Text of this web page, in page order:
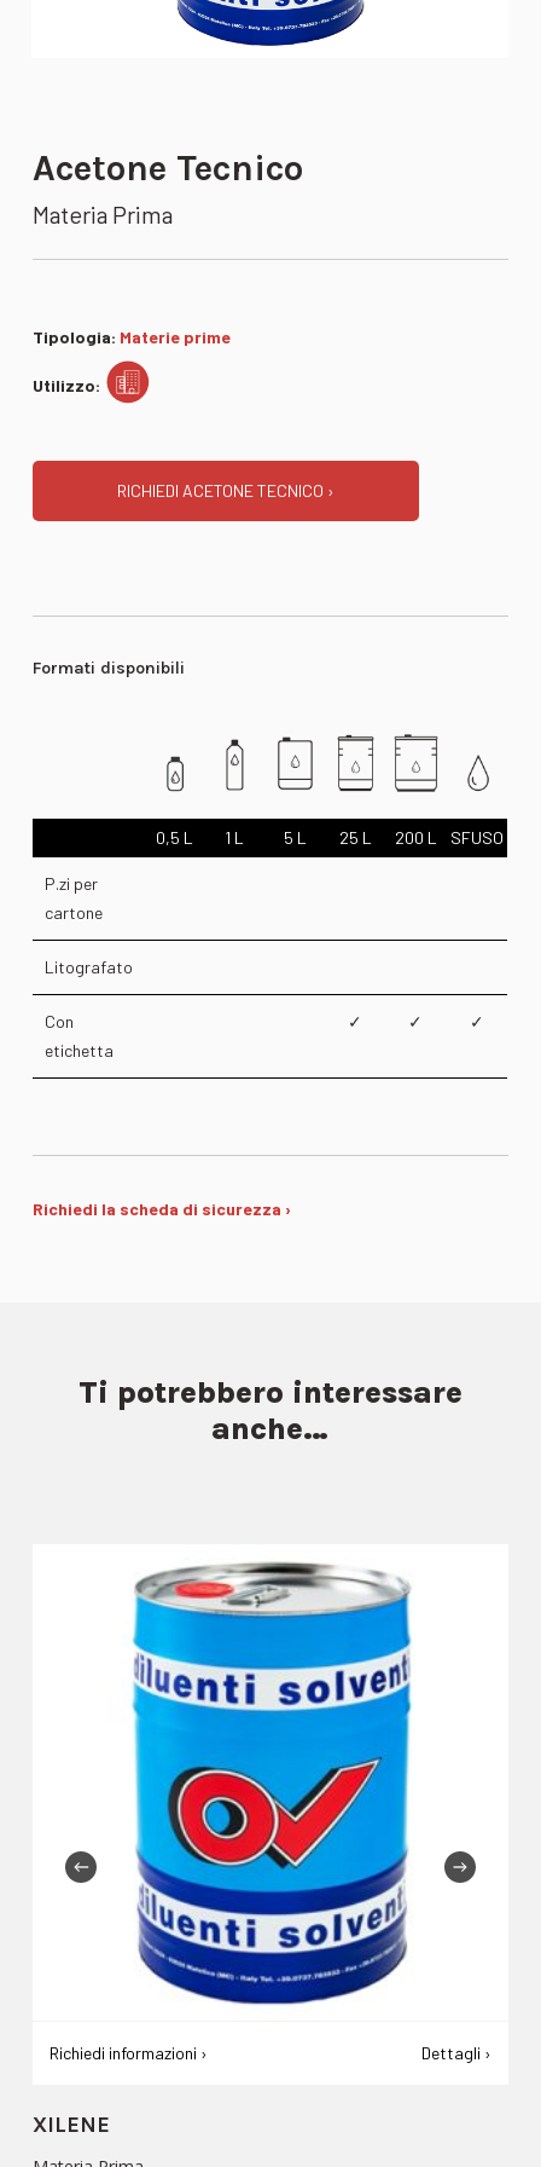
Acetone Tecnico
Materia Prima
Tipologia: Materie prime
Utilizzo:
RICHIEDI ACETONE TECNICO ›
Formati disponibili
0,5 L 1 L 5 L 25 L 200 L SFUSO
P.zi per
cartone
Litografato
Con
etichetta
✓ ✓ ✓
Richiedi la scheda di sicurezza ›
Ti potrebbero interessare
anche…
Richiedi informazioni › Dettagli ›
XILENE